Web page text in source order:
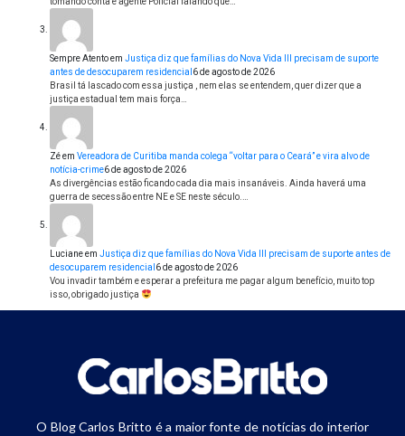
Sempre Atentoem Justiça diz que famílias do Nova Vida III precisam de suporte
antes de desocuparem residencial 6 de agosto de 2026
Brasil tá lascado com essa justiça , nem elas se entendem, quer dizer que a
justiça estadual tem mais força…
Zéem Vereadora de Curitiba manda colega “voltar para o Ceará” e vira alvo de
notícia-crime6 de agosto de 2026
As divergências estão ficando cada dia mais insanáveis. Ainda haverá uma
guerra de secessão entre NE e SE neste século.…
Lucianeem Justiça diz que famílias do Nova Vida III precisam de suporte antes de
desocuparem residencial 6 de agosto de 2026
Vou invadir também e esperar a prefeitura me pagar algum benefício, muito top
isso, obrigado justiça
O Blog Carlos Britto é a maior fonte de notícias do interior